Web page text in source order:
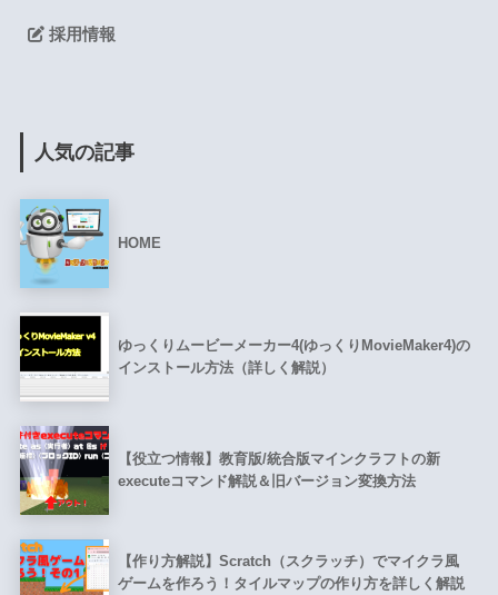
採用情報
人気の記事
HOME
ゆっくりムービーメーカー4(ゆっくりMovieMaker4)の
インストール方法（詳しく解説）
【役立つ情報】教育版/統合版マインクラフトの新
executeコマンド解説＆旧バージョン変換方法
【作り方解説】Scratch（スクラッチ）でマイクラ風
ゲームを作ろう！タイルマップの作り方を詳しく解説